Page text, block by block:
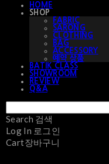
HOME
SHOP
FABRIC
SARONG
CLOTHING
BAG
ACCESSORY
예약 상품
BATIK CLASS
SHOWROOM
REVIEW
Q&A
Search 검색
Log In 로그인
Cart장바구니